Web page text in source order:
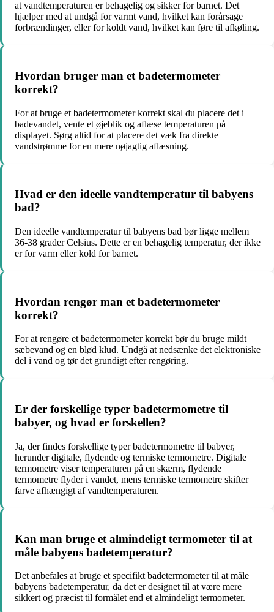
at vandtemperaturen er behagelig og sikker for barnet. Det
hjælper med at undgå for varmt vand, hvilket kan forårsage
forbrændinger, eller for koldt vand, hvilket kan føre til afkøling.
Hvordan bruger man et badetermometer
korrekt?
For at bruge et badetermometer korrekt skal du placere det i
badevandet, vente et øjeblik og aflæse temperaturen på
displayet. Sørg altid for at placere det væk fra direkte
vandstrømme for en mere nøjagtig aflæsning.
Hvad er den ideelle vandtemperatur til babyens
bad?
Den ideelle vandtemperatur til babyens bad bør ligge mellem
36-38 grader Celsius. Dette er en behagelig temperatur, der ikke
er for varm eller kold for barnet.
Hvordan rengør man et badetermometer
korrekt?
For at rengøre et badetermometer korrekt bør du bruge mildt
sæbevand og en blød klud. Undgå at nedsænke det elektroniske
del i vand og tør det grundigt efter rengøring.
Er der forskellige typer badetermometre til
babyer, og hvad er forskellen?
Ja, der findes forskellige typer badetermometre til babyer,
herunder digitale, flydende og termiske termometre. Digitale
termometre viser temperaturen på en skærm, flydende
termometre flyder i vandet, mens termiske termometre skifter
farve afhængigt af vandtemperaturen.
Kan man bruge et almindeligt termometer til at
måle babyens badetemperatur?
Det anbefales at bruge et specifikt badetermometer til at måle
babyens badetemperatur, da det er designet til at være mere
sikkert og præcist til formålet end et almindeligt termometer.